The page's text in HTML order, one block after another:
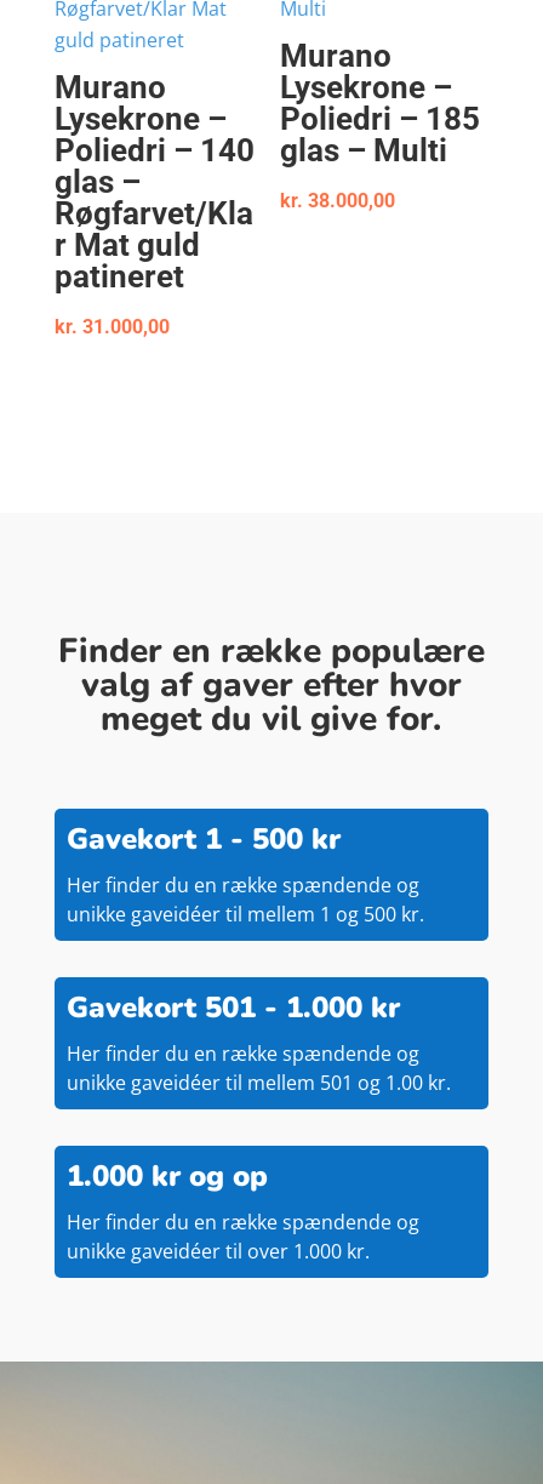
Murano
Lysekrone –
Poliedri – 140
glas –
Røgfarvet/Kla
r Mat guld
patineret
kr. 31.000,00
Murano
Lysekrone –
Poliedri – 185
glas – Multi
kr. 38.000,00
Finder en række populære
valg af gaver efter hvor
meget du vil give for.
Gavekort 1 - 500 kr
Her finder du en række spændende og
unikke gaveidéer til mellem 1 og 500 kr.
Gavekort 501 - 1.000 kr
Her finder du en række spændende og
unikke gaveidéer til mellem 501 og 1.00 kr.
1.000 kr og op
Her finder du en række spændende og
unikke gaveidéer til over 1.000 kr.